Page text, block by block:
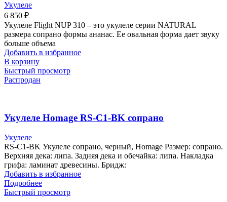
Укулеле
6 850 ₽
Укулеле Flight NUP 310 – это укулеле серии NATURAL
размера сопрано формы ананас. Ее овальная форма дает звуку
больше объема
Добавить в избранное
В корзину
Быстрый просмотр
Распродан
Укулеле Homage RS-C1-BK сопрано
Укулеле
RS-C1-BK Укулеле сопрано, черный, Homage Размер: сопрано.
Верхняя дека: липа. Задняя дека и обечайка: липа. Накладка
грифа: ламинат древесины. Бридж:
Добавить в избранное
Подробнее
Быстрый просмотр